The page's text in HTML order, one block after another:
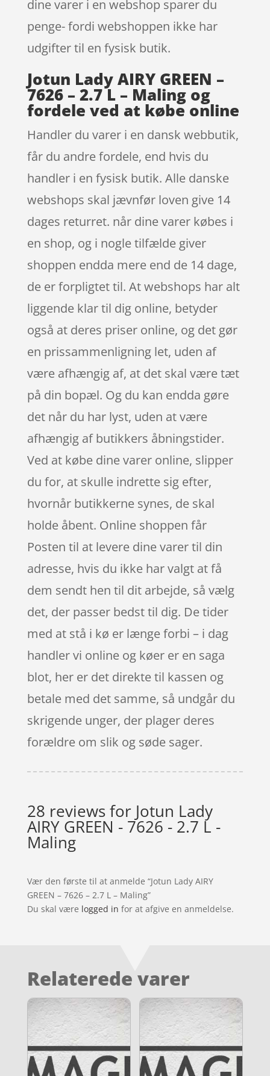
dine varer i en webshop sparer du
penge- fordi webshoppen ikke har
udgifter til en fysisk butik.
Jotun Lady AIRY GREEN –
7626 – 2.7 L – Maling og
fordele ved at købe online
Handler du varer i en dansk webbutik,
får du andre fordele, end hvis du
handler i en fysisk butik. Alle danske
webshops skal jævnfør loven give 14
dages returret. når dine varer købes i
en shop, og i nogle tilfælde giver
shoppen endda mere end de 14 dage,
de er forpligtet til. At webshops har alt
liggende klar til dig online, betyder
også at deres priser online, og det gør
en prissammenligning let, uden af
være afhængig af, at det skal være tæt
på din bopæl. Og du kan endda gøre
det når du har lyst, uden at være
afhængig af butikkers åbningstider.
Ved at købe dine varer online, slipper
du for, at skulle indrette sig efter,
hvornår butikkerne synes, de skal
holde åbent. Online shoppen får
Posten til at levere dine varer til din
adresse, hvis du ikke har valgt at få
dem sendt hen til dit arbejde, så vælg
det, der passer bedst til dig. De tider
med at stå i kø er længe forbi – i dag
handler vi online og køer er en saga
blot, her er det direkte til kassen og
betale med det samme, så undgår du
skrigende unger, der plager deres
forældre om slik og søde sager.
28 reviews for Jotun Lady
AIRY GREEN - 7626 - 2.7 L -
Maling
Vær den første til at anmelde “Jotun Lady AIRY
GREEN – 7626 – 2.7 L – Maling”
Du skal være logged in for at afgive en anmeldelse.
Relaterede varer